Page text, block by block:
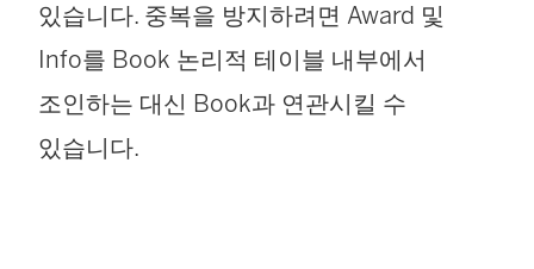
있습니다. 중복을 방지하려면 Award 및
Info를 Book 논리적 테이블 내부에서
조인하는 대신 Book과 연관시킬 수
있습니다.